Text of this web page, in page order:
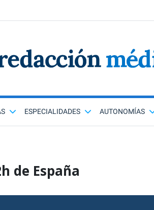
ESPECIALIDADES AUTONOMÍAS
de España